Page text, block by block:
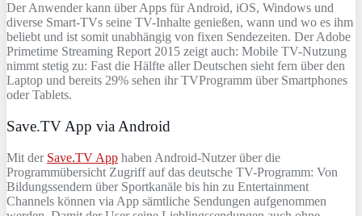
Der Anwender kann über Apps für Android, iOS, Windows und
diverse Smart-TVs seine TV-Inhalte genießen, wann und wo es ihm
beliebt und ist somit unabhängig von fixen Sendezeiten. Der Adobe
Primetime Streaming Report 2015 zeigt auch: Mobile TV-Nutzung
nimmt stetig zu: Fast die Hälfte aller Deutschen sieht fern über den
Laptop und bereits 29% sehen ihr TVProgramm über Smartphones
oder Tablets.
Save.TV App via Android
Mit der Save.TV App haben Android-Nutzer über die
Programmübersicht Zugriff auf das deutsche TV-Programm: Von
Bildungssendern über Sportkanäle bis hin zu Entertainment
Channels können via App sämtliche Sendungen aufgenommen